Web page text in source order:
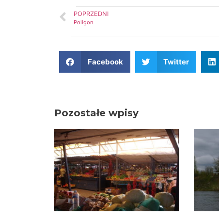
POPRZEDNI
Poligon
Facebook Twitter
Pozostałe wpisy